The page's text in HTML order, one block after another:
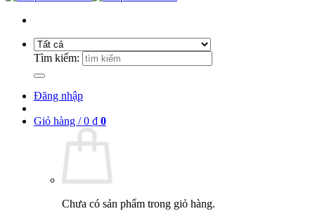
Tìm kiếm:
Đăng nhập
Giỏ hàng /0 ₫ 0
Chưa có sản phẩm trong giỏ hàng.